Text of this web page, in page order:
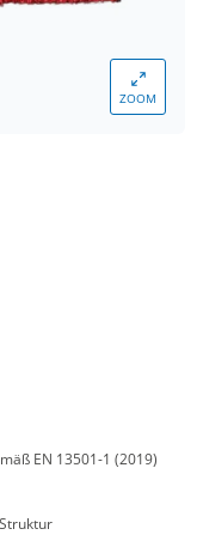
ZOOM
EN 13501-1 (2019)